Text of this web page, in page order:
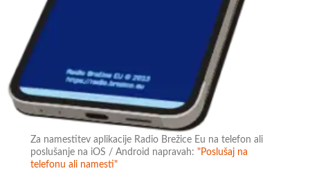
Za namestitev aplikacije Radio Brežice Eu na telefon ali
poslušanje na iOS / Android napravah:"Poslušaj na
telefonu ali namesti"